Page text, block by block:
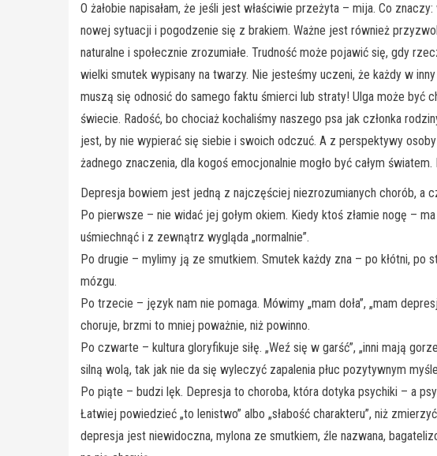
O żałobie napisałam, że jeśli jest właściwie przeżyta – mija. Co
nowej sytuacji i pogodzenie się z brakiem. Ważne jest również
naturalne i społecznie zrozumiałe. Trudność może pojawić się, gdy
wielki smutek wypisany na twarzy. Nie jesteśmy uczeni, że każdy w
muszą się odnosić do samego faktu śmierci lub straty! Ulga może być
świecie. Radość, bo chociaż kochaliśmy naszego psa jak członka
jest, by nie wypierać się siebie i swoich odczuć. A z perspektywy
żadnego znaczenia, dla kogoś emocjonalnie mogło być całym
Depresja bowiem jest jedną z najczęściej niezrozumianych chorób, a
Po pierwsze – nie widać jej gołym okiem. Kiedy ktoś złamie nogę –
uśmiechnąć i z zewnątrz wygląda „normalnie”.
Po drugie – mylimy ją ze smutkiem. Smutek każdy zna – po kłótni, po
mózgu.
Po trzecie – język nam nie pomaga. Mówimy „mam doła”, „mam
choruje, brzmi to mniej poważnie, niż powinno.
Po czwarte – kultura gloryfikuje siłę. „Weź się w garść”, „inni mają
silną wolą, tak jak nie da się wyleczyć zapalenia płuc pozytywnym
Po piąte – budzi lęk. Depresja to choroba, która dotyka psychiki – a
Łatwiej powiedzieć „to lenistwo” albo „słabość charakteru”, niż
depresja jest niewidoczna, mylona ze smutkiem, źle nazwana,